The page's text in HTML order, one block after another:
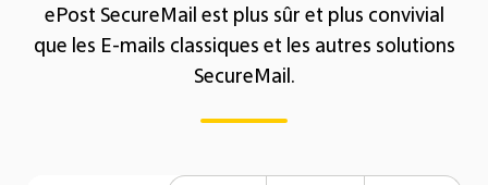
ePost SecureMail est plus sûr et plus convivial
que les E-mails classiques et les autres solutions
SecureMail.